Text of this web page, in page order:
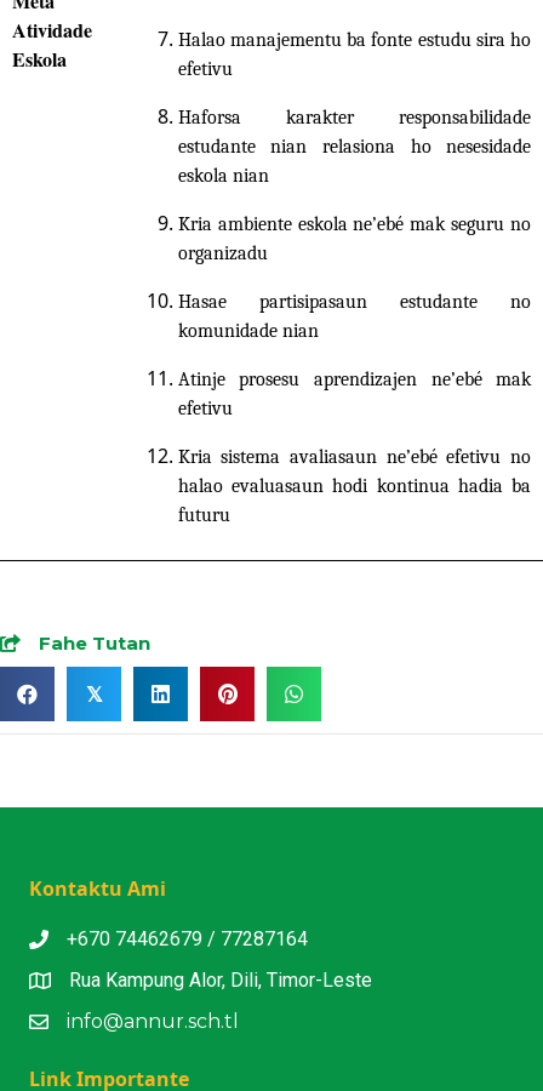
Atividade
Eskola
Halao manajementu ba fonte estudu sira ho
efetivu
Haforsa karakter responsabilidade
estudante nian relasiona ho nesesidade
eskola nian
Kria ambiente eskola ne’ebé mak seguru no
organizadu
Hasae
partisipasaun estudante no
komunidade nian
Atinje prosesu aprendizajen
ne’ebé mak
efetivu
Kriasistema avaliasaun ne’ebé efetivu no
halao evaluasaun hodi kontinua hadia ba
futuru
Fahe Tutan
𝕏
Kontaktu Ami
+670 74462679 / 77287164
Rua Kampung Alor, Dili, Timor-Leste
info@annur.sch.tl
Link Importante